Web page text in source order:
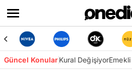
Güncel KonularKural DeğişiyorEmekli